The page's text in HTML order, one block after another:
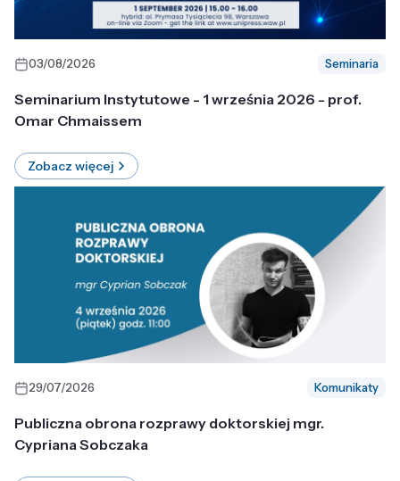
03/08/2026 Seminaria
Seminarium Instytutowe - 1 września 2026 - prof.
Omar Chmaissem
Zobacz więcej
29/07/2026 Komunikaty
Publiczna obrona rozprawy doktorskiej mgr.
Cypriana Sobczaka